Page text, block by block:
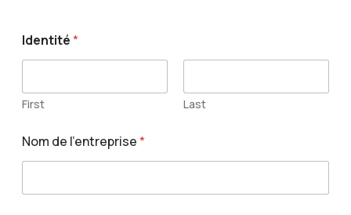
Identité*
First Last
Nom de l'entreprise*